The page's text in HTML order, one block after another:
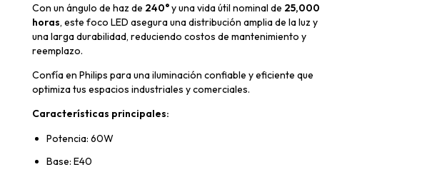
Con un ángulo de haz de 240°y una vida útil nominal de 25,000
horas, este foco LED asegura una distribución amplia de la luz y
una larga durabilidad, reduciendo costos de mantenimiento y
reemplazo.
Confía en Philips para una iluminación confiable y eficiente que
optimiza tus espacios industriales y comerciales.
Características principales:
Potencia: 60W
Base: E40